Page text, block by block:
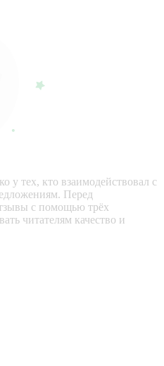
у тех, кто взаимодействовал с
Перед
с помощью трёх
читателям качество и